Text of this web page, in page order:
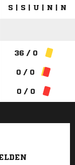
S | S | U | N | N
36 / 0
0 / 0
0 / 0